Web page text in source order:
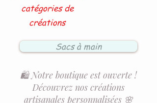
catégories de
créations
Sacs à main
🛍️ Notre boutique est ouverte !
Découvrez nos créations
artisanales personnalisées 🌸